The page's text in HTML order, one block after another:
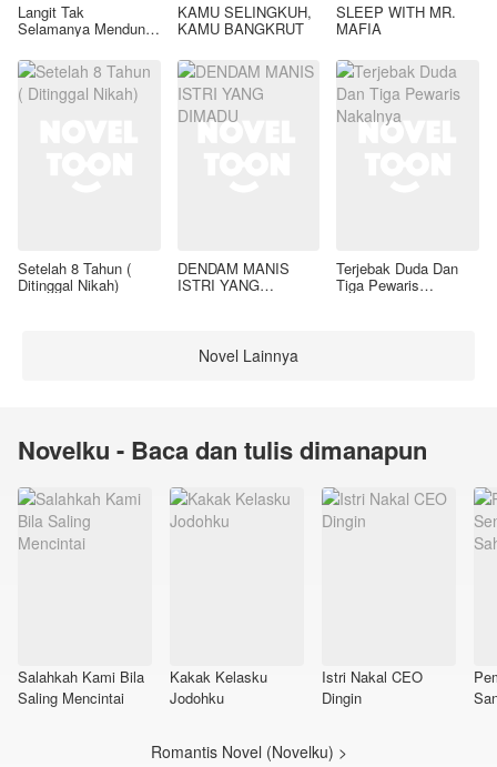
Langit Tak
Selamanya Mendung,
KAMU SELINGKUH,
KAMU BANGKRUT
SLEEP WITH MR.
MAFIA
Setelah 8 Tahun (
Ditinggal Nikah)
DENDAM MANIS
ISTRI YANG
Terjebak Duda Dan
Tiga Pewaris
Novel Lainnya
Novelku - Baca dan tulis dimanapun
Salahkah Kami Bila
Saling Mencintai
Kakak Kelasku
Jodohku
Istri Nakal CEO
Dingin
Romantis Novel (Novelku) >